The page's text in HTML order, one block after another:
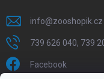
info@zooshopik.cz
739 626 040, 739
Facebook